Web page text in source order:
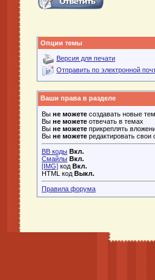
Опции темы
Версия для печати
Отправить по электронной
Ваши права в разделе
Вы не можете создавать новые
Вы не можете отвечать в темах
Вы не можете прикреплять
Вы не можете редактировать свои
BB коды Вкл.
Смайлы Вкл.
[IMG] код Вкл.
HTML код Выкл.
Правила форума